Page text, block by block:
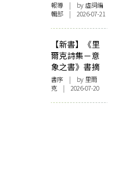
報導 | by 虛詞編
輯部 | 2026-07-21
【新書】《里
爾克詩集－意
象之書》書摘
書序 | by 里爾
克 | 2026-07-20